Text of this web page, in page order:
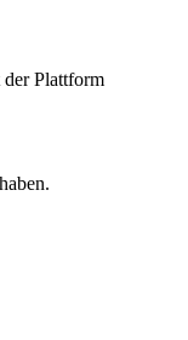
Plattform